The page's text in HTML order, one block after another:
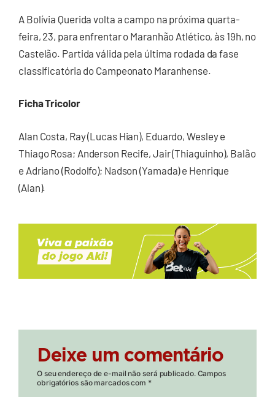
A Bolívia Querida volta a campo na próxima quarta-
feira, 23, para enfrentar o Maranhão Atlético, às 19h, no
Castelão. Partida válida pela última rodada da fase
classificatória do Campeonato Maranhense.
Ficha Tricolor
Alan Costa, Ray (Lucas Hian), Eduardo, Wesley e
Thiago Rosa; Anderson Recife, Jair (Thiaguinho), Balão
e Adriano (Rodolfo); Nadson (Yamada) e Henrique
(Alan).
Deixe um comentário
O seu endereço de e-mail não será publicado. Campos
obrigatórios são marcados com *